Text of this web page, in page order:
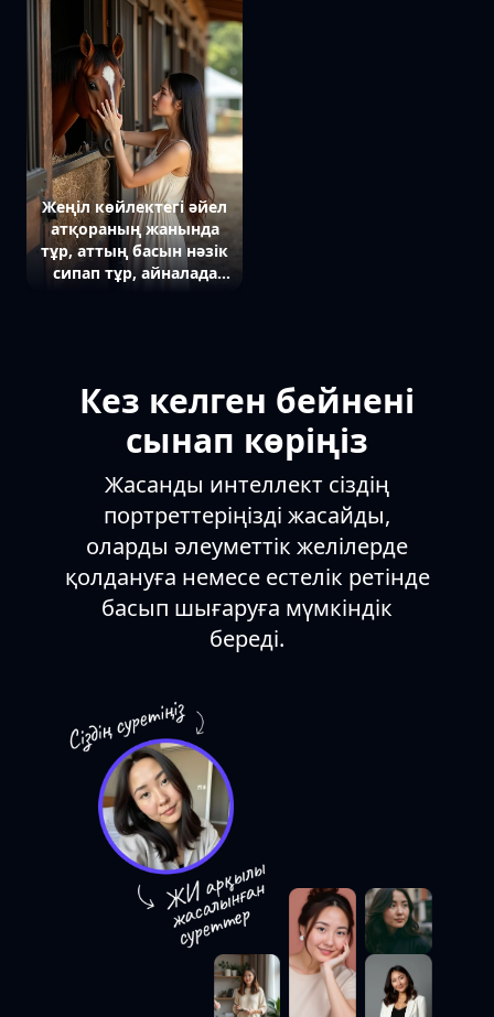
Жеңіл көйлектегі әйел
атқораның жанында
тұр, аттың басын нәзік
сипап тұр, айналада
Кез келген бейнені
сынап көріңіз
Жасанды интеллект сіздің
портреттеріңізді жасайды,
оларды әлеуметтік желілерде
қолдануға немесе естелік ретінде
басып шығаруға мүмкіндік
береді.